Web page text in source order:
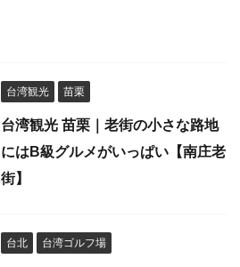
台湾観光 苗栗
台湾観光 苗栗｜老街の小さな路地
にはB級グルメがいっぱい【南庄老
街】
台北 台湾ゴルフ場